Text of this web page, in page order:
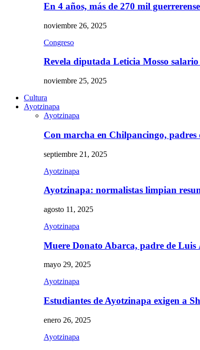
En 4 años, más de 270 mil
noviembre 26, 2025
Congreso
Revela diputada Leticia Mosso
noviembre 25, 2025
Cultura
Ayotzinapa
Ayotzinapa
Con marcha en Chilpancingo,
septiembre 21, 2025
Ayotzinapa
Ayotzinapa: normalistas limpian
agosto 11, 2025
Ayotzinapa
Muere Donato Abarca, padre de
mayo 29, 2025
Ayotzinapa
Estudiantes de Ayotzinapa exigen a
enero 26, 2025
Ayotzinapa